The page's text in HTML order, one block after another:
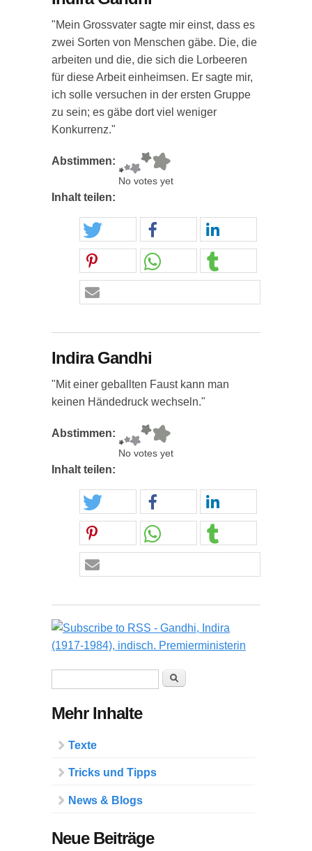
"Mein Grossvater sagte mir einst, dass es
zwei Sorten von Menschen gäbe. Die, die
arbeiten und die, die sich die Lorbeeren
für diese Arbeit einheimsen. Er sagte mir,
ich solle versuchen in der ersten Gruppe
zu sein; es gäbe dort viel weniger
Konkurrenz."
Abstimmen:
No votes yet
Inhalt teilen:
Indira Gandhi
"Mit einer geballten Faust kann man
keinen Händedruck wechseln."
Abstimmen:
No votes yet
Inhalt teilen:
Suche
Mehr Inhalte
Texte
Tricks und Tipps
News & Blogs
Neue Beiträge